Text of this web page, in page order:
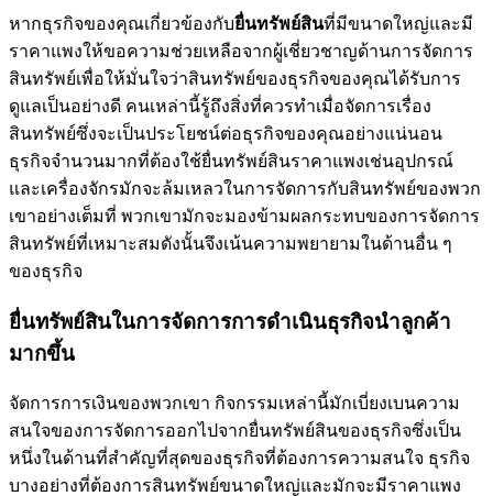
หากธุรกิจของคุณเกี่ยวข้องกับยื่นทรัพย์สินที่มีขนาดใหญ่และมี
ราคาแพงให้ขอความช่วยเหลือจากผู้เชี่ยวชาญด้านการจัดการ
สินทรัพย์เพื่อให้มั่นใจว่าสินทรัพย์ของธุรกิจของคุณได้รับการ
ดูแลเป็นอย่างดี คนเหล่านี้รู้ถึงสิ่งที่ควรทำเมื่อจัดการเรื่อง
สินทรัพย์ซึ่งจะเป็นประโยชน์ต่อธุรกิจของคุณอย่างแน่นอน
ธุรกิจจำนวนมากที่ต้องใช้ยื่นทรัพย์สินราคาแพงเช่นอุปกรณ์
และเครื่องจักรมักจะล้มเหลวในการจัดการกับสินทรัพย์ของพวก
เขาอย่างเต็มที่ พวกเขามักจะมองข้ามผลกระทบของการจัดการ
สินทรัพย์ที่เหมาะสมดังนั้นจึงเน้นความพยายามในด้านอื่น ๆ
ของธุรกิจ
ยื่นทรัพย์สินในการจัดการการดำเนินธุรกิจนำลูกค้า
มากขึ้น
จัดการการเงินของพวกเขา กิจกรรมเหล่านี้มักเบี่ยงเบนความ
สนใจของการจัดการออกไปจากยื่นทรัพย์สินของธุรกิจซึ่งเป็น
หนึ่งในด้านที่สำคัญที่สุดของธุรกิจที่ต้องการความสนใจ ธุรกิจ
บางอย่างที่ต้องการสินทรัพย์ขนาดใหญ่และมักจะมีราคาแพง